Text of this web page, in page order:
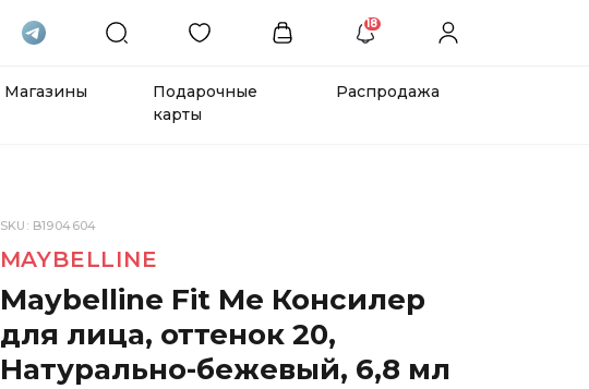
18
Магазины
Подарочные
карты
Распродажа
SKU: B1904604
MAYBELLINE
Maybelline Fit Me Консилер
для лица, оттенок 20,
Натурально-бежевый, 6,8 мл